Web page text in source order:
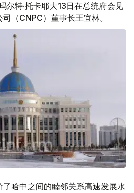
尔特·托卡耶夫13日在总统府会见
（CNPC）董事长王宜林。
哈中之间的睦邻关系高速发展水